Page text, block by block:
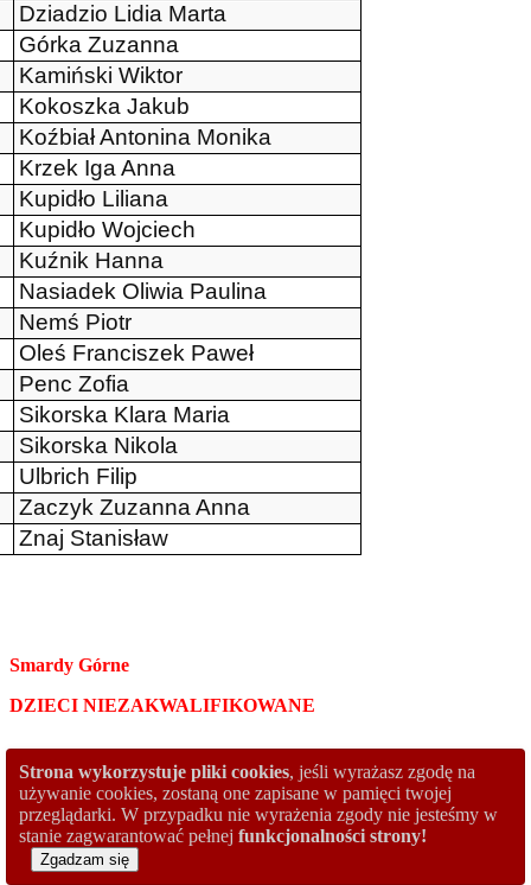
Strona wykorzystuje pliki cookies, jeśli wyrażasz zgodę na
używanie cookies, zostaną one zapisane w pamięci twojej
przeglądarki. W przypadku nie wyrażenia zgody nie jesteśmy w
stanie zagwarantować pełnej funkcjonalności strony!
Zgadzam się
Dziadzio Lidia Marta
Górka Zuzanna
Kamiński Wiktor
Kokoszka Jakub
Koźbiał Antonina Monika
Krzek Iga Anna
Kupidło Liliana
Kupidło Wojciech
Kuźnik Hanna
Nasiadek Oliwia Paulina
Nemś Piotr
Oleś Franciszek Paweł
Penc Zofia
Sikorska Klara Maria
Sikorska Nikola
Ulbrich Filip
Zaczyk Zuzanna Anna
Znaj Stanisław
Smardy Górne
DZIECI NIEZAKWALIFIKOWANE
1.Tymrakiewicz Rozalia Maria